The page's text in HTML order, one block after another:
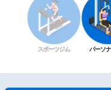
スポーツジム パーソ